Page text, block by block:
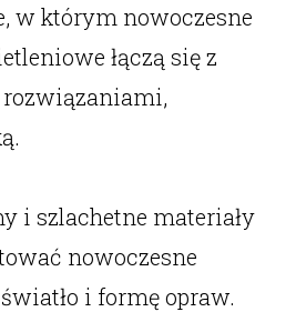
w którym nowoczesne
łączą się z
i szlachetne materiały
nowoczesne
i formę opraw.